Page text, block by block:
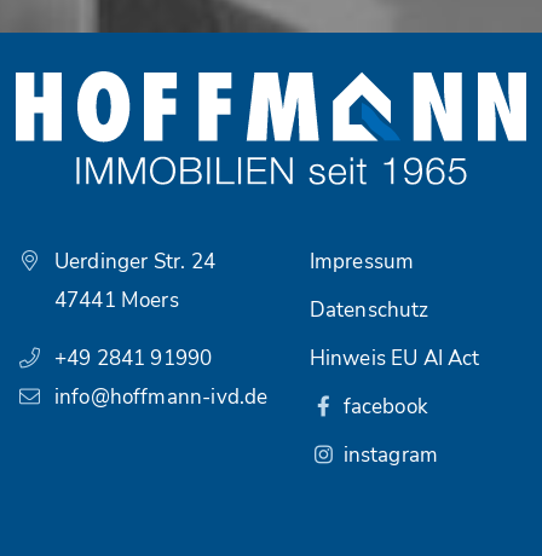
Uerdinger Str. 24
47441 Moers
+49 2841 91990
info@hoffmann-ivd.de
Impressum
Datenschutz
Hinweis EU AI Act
facebook
instagram